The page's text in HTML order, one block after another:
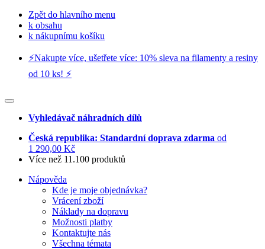
Zpět do hlavního menu
k obsahu
k nákupnímu košíku
⚡️Nakupte více, ušetřete více: 10% sleva na filamenty a resiny
od 10 ks! ⚡️
Vyhledávač náhradních dílů
Česká republika: Standardní doprava zdarma od
1 290,00 Kč
Více než 11.100 produktů
Nápověda
Kde je moje objednávka?
Vrácení zboží
Náklady na dopravu
Možnosti platby
Kontaktujte nás
Všechna témata